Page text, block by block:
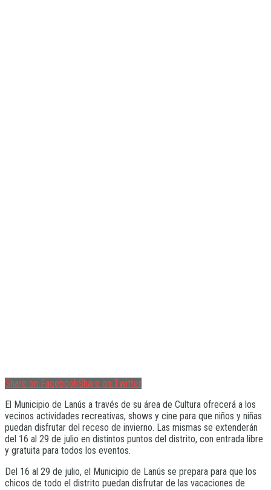
Share on FacebookShare on Twitter
El Municipio de Lanús a través de su área de Cultura ofrecerá a los
vecinos actividades recreativas, shows y cine para que niños y niñas
puedan disfrutar del receso de invierno. Las mismas se extenderán
del 16 al 29 de julio en distintos puntos del distrito, con entrada libre
y gratuita para todos los eventos.
Del 16 al 29 de julio, el Municipio de Lanús se prepara para que los
chicos de todo el distrito puedan disfrutar de las vacaciones de